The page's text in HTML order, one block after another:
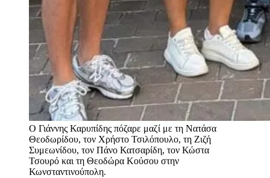
Ο Γιάννης Καρυπίδης πόζαρε μαζί με τη Νατάσα
Θεοδωρίδου, τον Χρήστο Τσιλόπουλο, τη Ζιζή
Συμεωνίδου, τον Πάνο Κατσαρίδη, τον Κώστα
Τσουρό και τη Θεοδώρα Κούσου στην
Κωνσταντινούπολη.